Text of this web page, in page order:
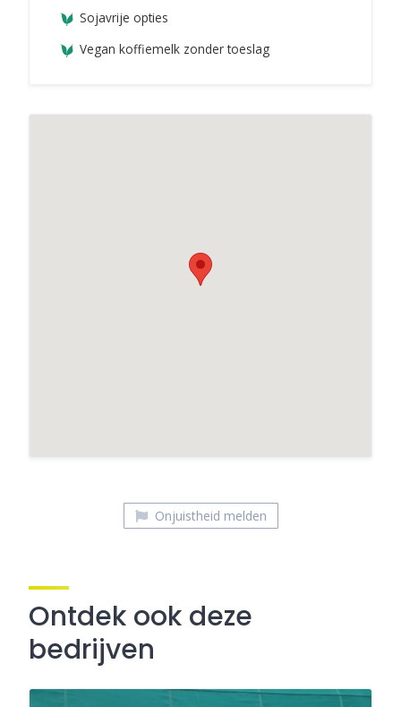
Sojavrije opties
Vegan koffiemelk zonder toeslag
Onjuistheid melden
Ontdek ook deze
bedrijven